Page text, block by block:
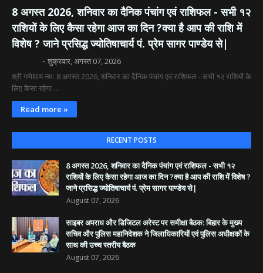
8 अगस्त 2026, शनिवार का दैनिक पंचांग एवं राशिफल - सभी १२
राशियों के लिए कैसा रहेगा आज का दिन ?क्या है आप की राशि में
विशेष ? जाने प्रसिद्ध ज्योतिषाचार्य पं. प्रेम सागर पाण्डेय से|
शुक्रवार, अगस्त 07, 2026
श्री गणेशाय नम: 8 अगस्त 2026, शनिवार का दैनिक पंचांग एवं राशिफल - सभी १२ राशियों के
लिए कैसा रहेगा …
Read more »
RECENT POSTS
8 अगस्त 2026, शनिवार का दैनिक पंचांग एवं राशिफल - सभी १२
राशियों के लिए कैसा रहेगा आज का दिन ?क्या है आप की राशि में विशेष ?
जाने प्रसिद्ध ज्योतिषाचार्य पं. प्रेम सागर पाण्डेय से|
August 07, 2026
साइबर अपराध और डिजिटल अरेस्ट पर समीक्षा बैठक: बिहार के मुख्य
सचिव और पुलिस महानिदेशक ने जिलाधिकारियों एवं पुलिस अधीक्षकों के
साथ की उच्च स्तरीय बैठक
August 07, 2026